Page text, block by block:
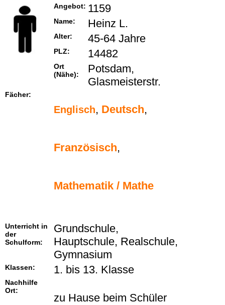
Angebot: 1159
Name: Heinz L.
Alter: 45-64 Jahre
PLZ: 14482
Ort
(Nähe):
Potsdam,
Glasmeisterstr.
Fächer:
Englisch, Deutsch,
Französisch,
Mathematik / Mathe
Unterricht in
der
Schulform:
Grundschule,
Hauptschule, Realschule,
Gymnasium
Klassen: 1. bis 13. Klasse
Nachhilfe
Ort:
zu Hause beim Schüler